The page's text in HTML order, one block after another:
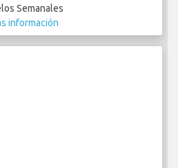
Semanales
información